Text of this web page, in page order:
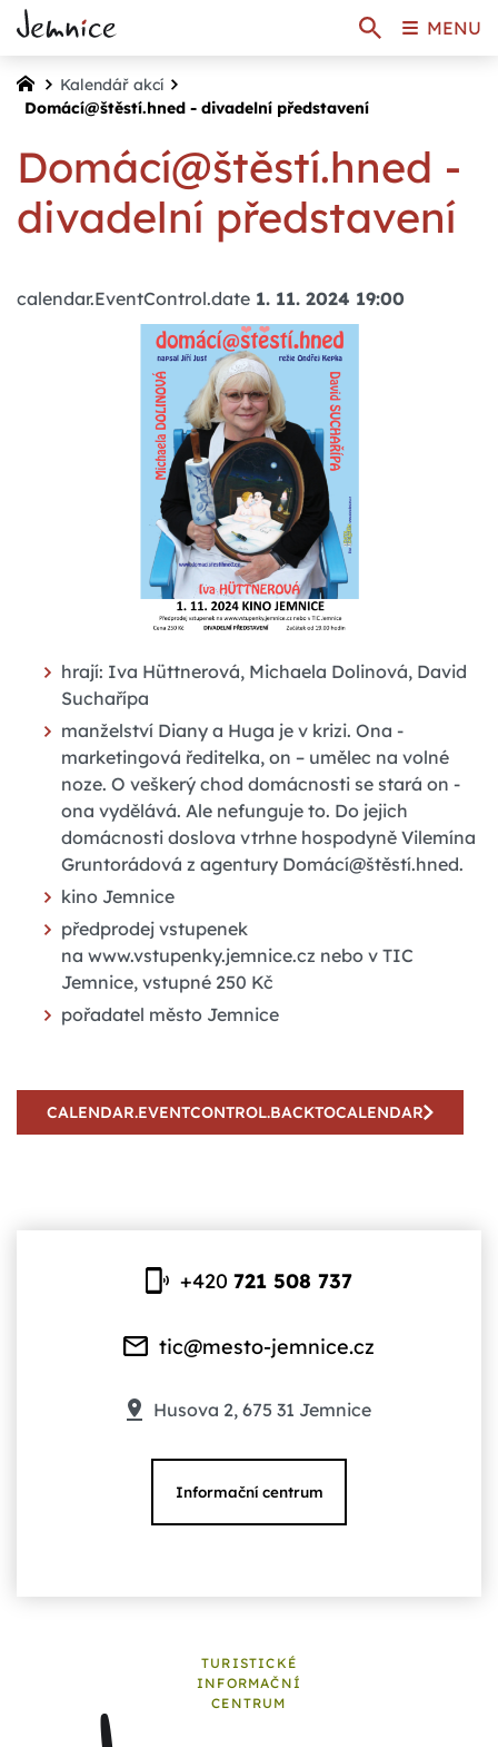
Kalendář akcí
Domácí@štěstí.hned - divadelní představení
Domácí@štěstí.hned -
divadelní představení
calendar.EventControl.date 1. 11. 2024 19:00
hrají: Iva Hüttnerová, Michaela Dolinová, David
Suchařípa
manželství Diany a Huga je v krizi. Ona -
marketingová ředitelka, on – umělec na volné
noze. O veškerý chod domácnosti se stará on -
ona vydělává. Ale nefunguje to. Do jejich
domácnosti doslova vtrhne hospodyně Vilemína
Gruntorádová z agentury Domácí@štěstí.hned.
kino Jemnice
předprodej vstupenek
na www.vstupenky.jemnice.cz nebo v TIC
Jemnice, vstupné 250 Kč
pořadatel město Jemnice
CALENDAR.EVENTCONTROL.BACKTOCALENDAR
+420721 508 737
tic@mesto-jemnice.cz
Husova 2, 675 31 Jemnice
Informační centrum
TURISTICKÉ
INFORMAČNÍ
CENTRUM
MENU